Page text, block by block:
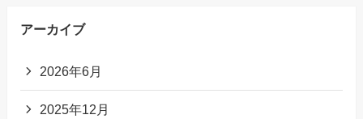
アーカイブ
2026年6月
2025年12月